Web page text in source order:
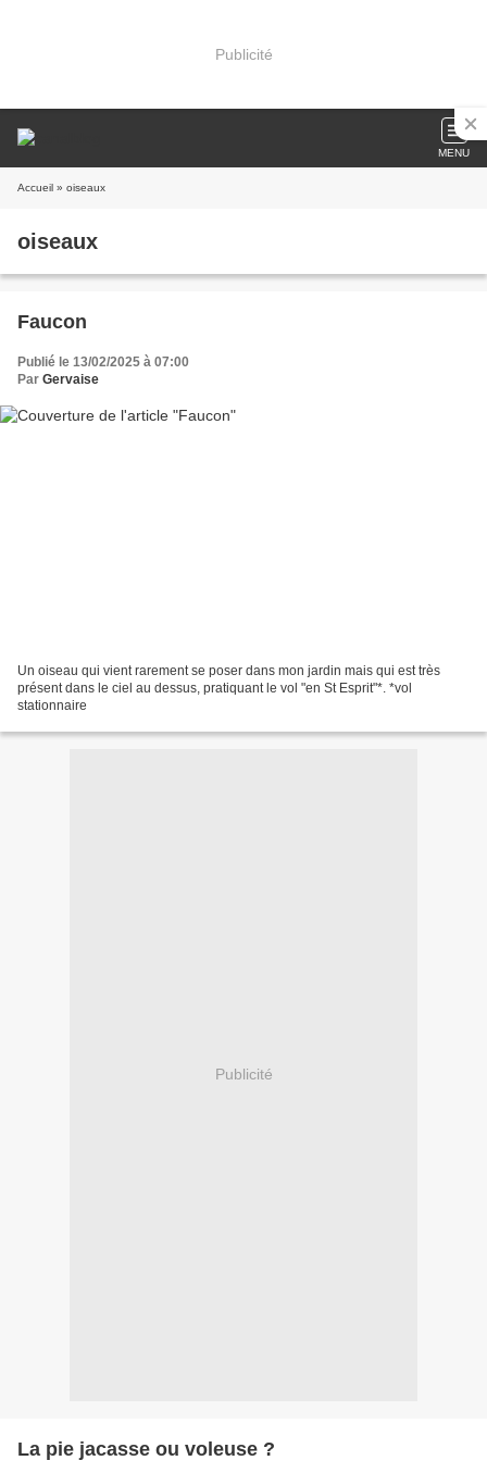
Publicité
MENU
Accueil » oiseaux
oiseaux
Faucon
Publié le 13/02/2025 à 07:00
Par Gervaise
Un oiseau qui vient rarement se poser dans mon jardin mais qui est très
présent dans le ciel au dessus, pratiquant le vol "en St Esprit"*. *vol
stationnaire
Publicité
La pie jacasse ou voleuse ?